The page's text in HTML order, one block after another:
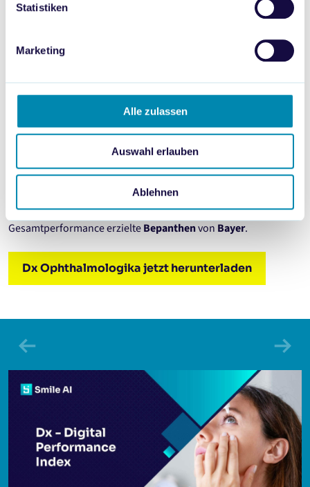
Statistiken
Marketing
Alle zulassen
Auswahl erlauben
Ablehnen
Gesamtperformance Ophthalmologika
In diesem Monat haben wir die stärksten Marken zum
analysiert. Die beste Gesamtperformance erzielte. Die beste
Gesamtperformance erzielteBepanthenvon Bayer.
Dx Ophthalmologika jetzt herunterladen